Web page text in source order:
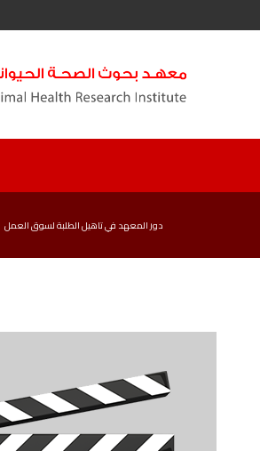
دور المعهد في تاهيل الطلبة لسوق العمل